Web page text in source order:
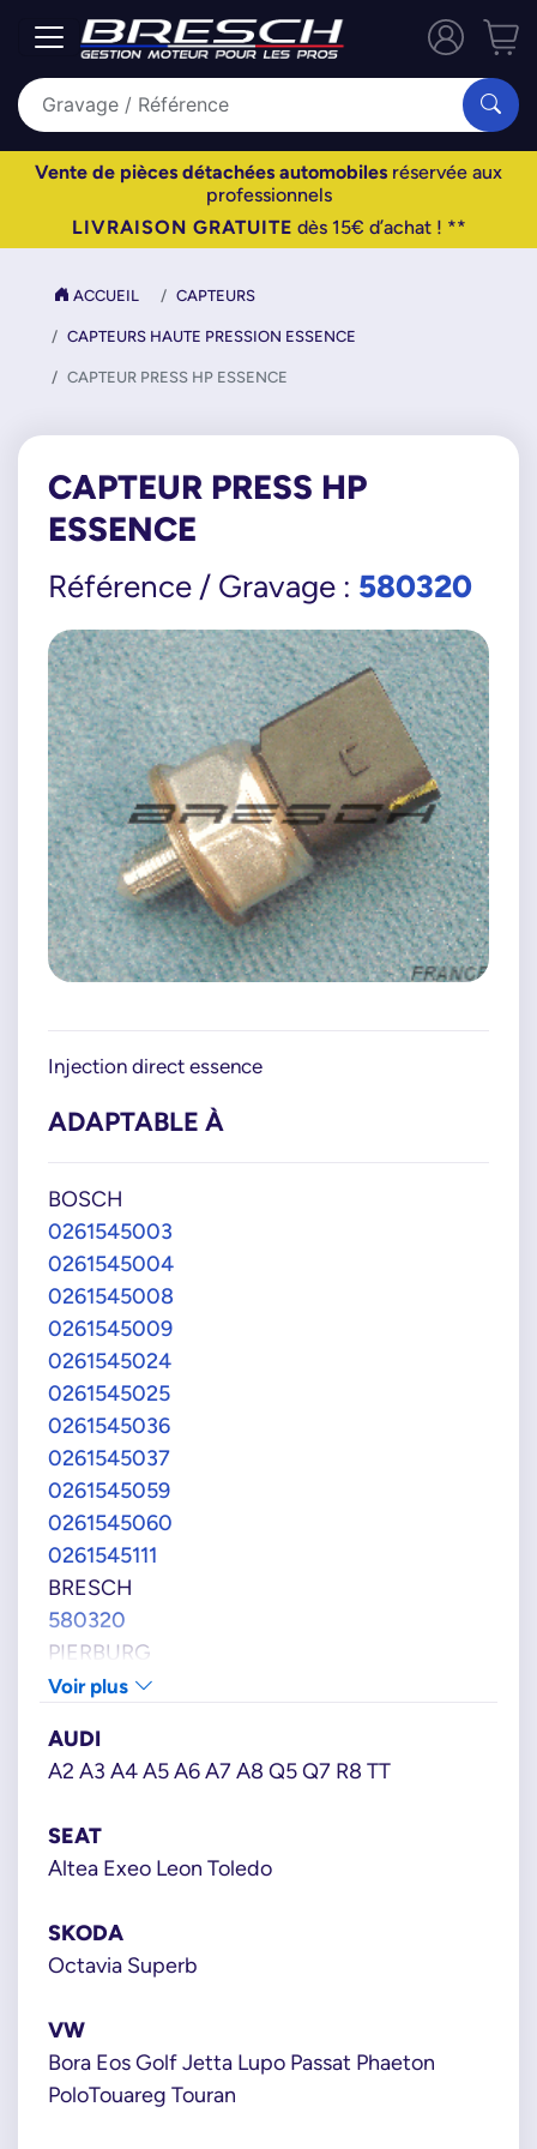
Vente de pièces détachées automobiles réservée aux
professionnels
LIVRAISON GRATUITE dès 15€ d’achat ! **
ACCUEIL CAPTEURS
CAPTEURS HAUTE PRESSION ESSENCE
CAPTEUR PRESS HP ESSENCE
CAPTEUR PRESS HP
ESSENCE
Référence / Gravage : 580320
Injection direct essence
ADAPTABLE À
BOSCH
0261545003
0261545004
0261545008
0261545009
0261545024
0261545025
0261545036
0261545037
0261545059
0261545060
0261545111
BRESCH
580320
PIERBURG
71122550
95560623000
95560623001
VAG GROUPE
036906051B
03C906051G
06D906051A
06H906051
06H906051A
06J906051C
Voir plus
AUDI
A2 A3 A4 A5 A6 A7 A8 Q5 Q7 R8 TT
SEAT
Altea Exeo Leon Toledo
SKODA
Octavia Superb
VW
Bora Eos Golf Jetta Lupo Passat Phaeton
PoloTouareg Touran